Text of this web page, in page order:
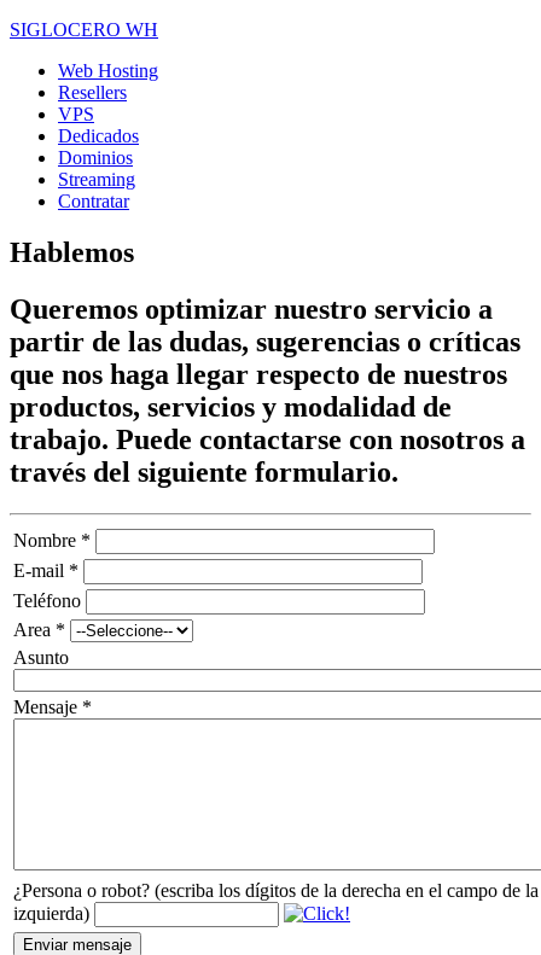
SIGLOCERO WH
Web Hosting
Resellers
VPS
Dedicados
Dominios
Streaming
Contratar
Hablemos
Queremos optimizar nuestro servicio a
partir de las dudas, sugerencias o críticas
que nos haga llegar respecto de nuestros
productos, servicios y modalidad de
trabajo. Puede contactarse con nosotros a
través del siguiente formulario.
Nombre *
E-mail *
Teléfono
Area *
Asunto
Mensaje *
¿Persona o robot? (escriba los dígitos de la derecha en el campo de la
izquierda)
Enviar mensaje